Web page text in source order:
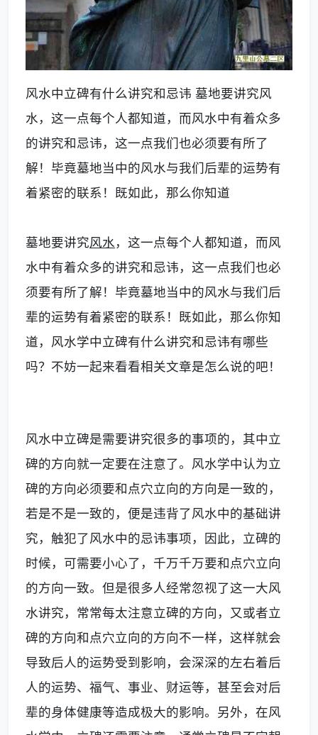
风水中立碑有什么讲究和忌讳 墓地要讲究风
水，这一点每个人都知道，而风水中有着众多
的讲究和忌讳，这一点我们也必须要有所了
解！毕竟墓地当中的风水与我们后辈的运势有
着紧密的联系！既如此，那么你知道
墓地要讲究风水 ，这一点每个人都知道，而风
水中有着众多的讲究和忌讳，这一点我们也必
须要有所了解！毕竟墓地当中的风水与我们后
辈的运势有着紧密的联系！既如此，那么你知
道，风水学中立碑有什么讲究和忌讳有哪些
吗？不妨一起来看看相关文章是怎么说的吧！
风水中立碑是需要讲究很多的事项的，其中立
碑的方向就一定要在注意了。风水学中认为立
碑的方向必须要和点穴立向的方向是一致的，
若是不是一致的，便是违背了风水中的基础讲
究，触犯了风水中的忌讳事项，因此，立碑的
时候，可需要小心了，千万千万要和点穴立向
的方向一致。但是很多人经常忽视了这一大风
水讲究，常常每太注意立碑的方向，又或者立
碑的方向和点穴立向的方向不一样，这样就会
导致后人的运势受到影响，会深深的左右着后
人的运势、福气、事业、财运等，甚至会对后
辈的身体健康等造成极大的影响。另外，在风